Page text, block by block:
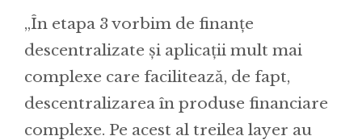
„În etapa 3 vorbim de finanțe
descentralizate și aplicații mult mai
complexe care facilitează, de fapt,
descentralizarea în produse financiare
complexe. Pe acest al treilea layer au